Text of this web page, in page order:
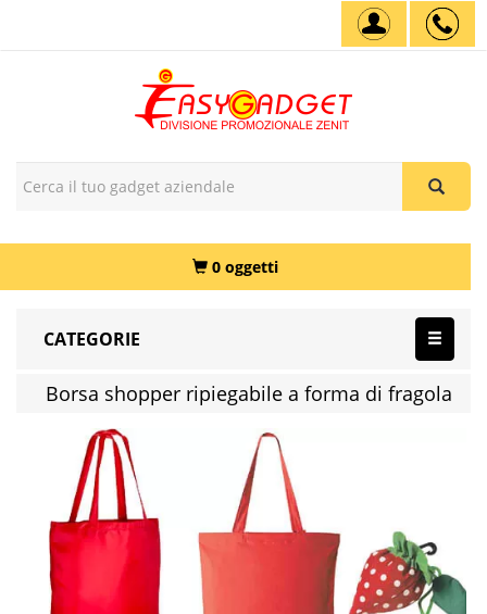
0 oggetti
CATEGORIE
Borsa shopper ripiegabile a forma di fragola